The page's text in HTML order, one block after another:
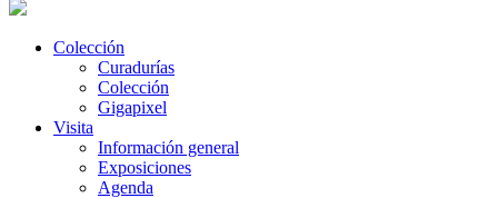
Colección
Curadurías
Colección
Gigapixel
Visita
Información general
Exposiciones
Agenda